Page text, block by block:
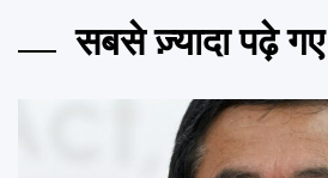
सबसे ज़्यादा पढ़े गए